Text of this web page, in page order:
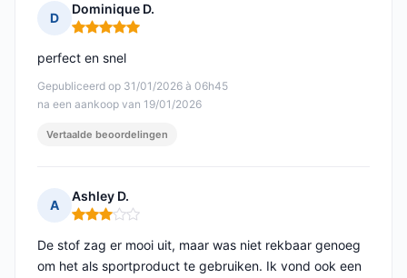
D
Dominique D.
Opmerking: 5 van 5
Gepubliceerd op 31/01/2026 à 06h45
na een aankoop van 19/01/2026
perfect en snel
Vertaalde beoordelingen
A
Ashley D.
Opmerking: 3 van 5
De stof zag er mooi uit, maar was niet rekbaar genoeg
om het als sportproduct te gebruiken. Ik vond ook een